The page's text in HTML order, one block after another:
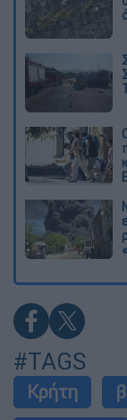
#TAGS
Κρήτη